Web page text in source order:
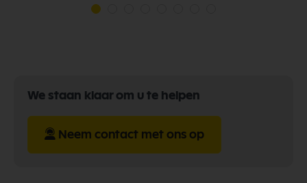
We staan klaar om u te helpen
Neem contact met ons op